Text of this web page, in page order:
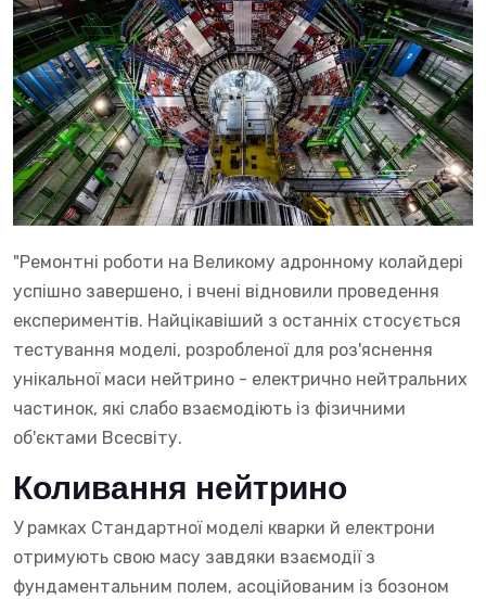
"Ремонтні роботи на Великому адронному колайдері
успішно завершено, і вчені відновили проведення
експериментів. Найцікавіший з останніх стосується
тестування моделі, розробленої для роз'яснення
унікальної маси нейтрино - електрично нейтральних
частинок, які слабо взаємодіють із фізичними
об'єктами Всесвіту.
Коливання нейтрино
У рамках Стандартної моделі кварки й електрони
отримують свою масу завдяки взаємодії з
фундаментальним полем, асоційованим із бозоном